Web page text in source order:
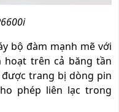
bộ đàm mạnh mẽ với
hoạt trên cả băng tần
được trang bị dòng pin
phép liên lạc trong